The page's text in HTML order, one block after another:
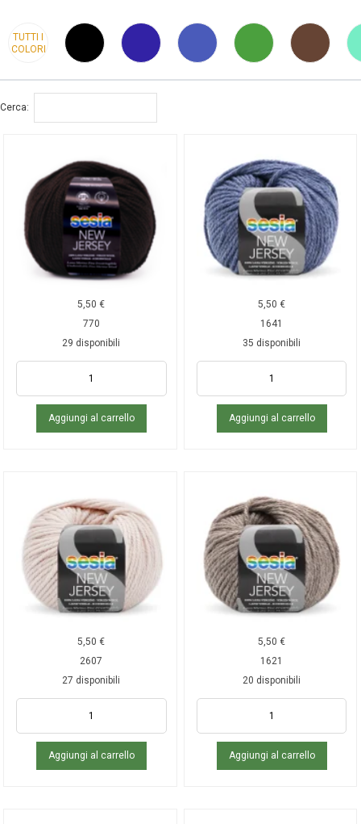
TUTTI I
COLORI
Cerca:
5,50€
770
29 disponibili
Aggiungi al carrello
5,50€
1641
35 disponibili
Aggiungi al carrello
5,50€
2607
27 disponibili
Aggiungi al carrello
5,50€
1621
20 disponibili
Aggiungi al carrello